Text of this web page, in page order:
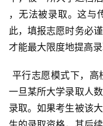
，无法被录取。这与
此，填报志愿时务必
才能最大限度地提高录
一旦某所大学录取人
录取。如果考生被该